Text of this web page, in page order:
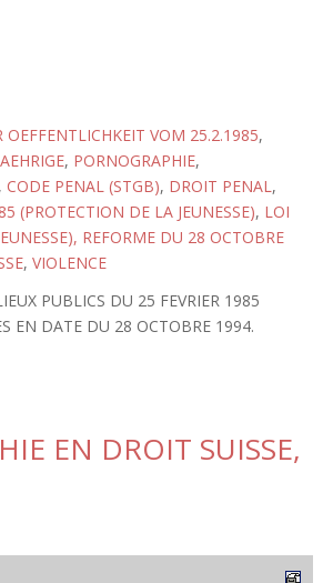
VOM 25.2.1985,
, PORNOGRAPHIE,
CODE PENAL (STGB), DROIT PENAL,
(PROTECTION DE LA JEUNESSE), LOI
REFORME DU 28 OCTOBRE
, VIOLENCE
PUBLICS DU 25 FEVRIER 1985
EN DATE DU 28 OCTOBRE 1994.
EN DROIT SUISSE,